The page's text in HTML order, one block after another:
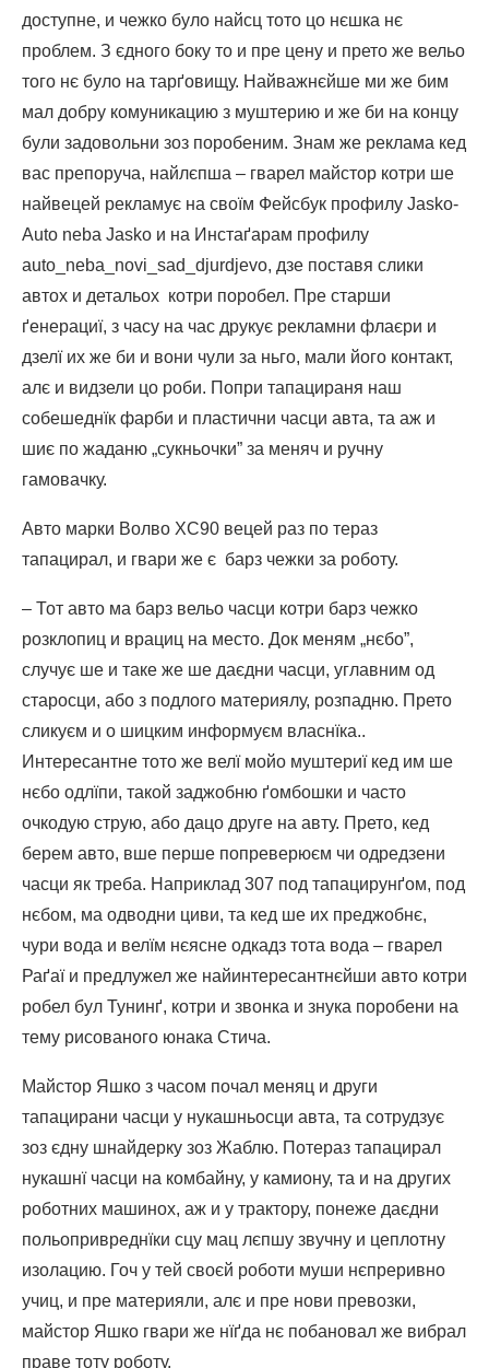
доступне, и чежко було найсц тото цо нєшка нє
проблем. З єдного боку то и пре цену и прето же вельо
того нє було на тарґовищу. Найважнєйше ми же бим
мал добру комуникацию з муштерию и же би на концу
були задовольни зоз поробеним. Знам же реклама кед
вас препоруча, найлєпша – гварел майстор котри ше
найвецей рекламує на своїм Фейсбук профилу Jasko-
Auto neba Jasko и на Инстаґарам профилу
auto_neba_novi_sad_djurdjevo, дзе поставя слики
автох и детальох котри поробел. Пре старши
ґенерациї, з часу на час друкує рекламни флаєри и
дзелї их же би и вони чули за ньго, мали його контакт,
алє и видзели цо роби. Попри тапацираня наш
собешеднїк фарби и пластични часци авта, та аж и
шиє по жаданю „сукньочки” за меняч и ручну
гамовачку.
Авто марки Волво XС90 вецей раз по тераз
тапацирал, и гвари же є барз чежки за роботу.
– Тот авто ма барз вельо часци котри барз чежко
розклопиц и врациц на место. Док меням „нєбо”,
случує ше и таке же ше даєдни часци, углавним од
старосци, або з подлого материялу, розпадню. Прето
сликуєм и о шицким информуєм власнїка..
Интересантне тото же велї мойо муштериї кед им ше
нєбо одлїпи, такой заджобню ґомбошки и часто
очкодую струю, або дацо друге на авту. Прето, кед
берем авто, вше перше попреверюєм чи одредзени
часци як треба. Наприклад 307 под тапацирунґом, под
нєбом, ма одводни циви, та кед ше их преджобнє,
чури вода и велїм нєясне одкадз тота вода – гварел
Раґаї и предлужел же найинтересантнєйши авто котри
робел бул Тунинґ, котри и звонка и знука поробени на
тему рисованого юнака Стича.
Майстор Яшко з часом почал меняц и други
тапацирани часци у нукашньосци авта, та сотрудзує
зоз єдну шнайдерку зоз Жаблю. Потераз тапацирал
нукашнї часци на комбайну, у камиону, та и на других
роботних машинох, аж и у трактору, понеже даєдни
польопривреднїки сцу мац лєпшу звучну и цеплотну
изолацию. Гоч у тей своєй роботи муши нєпреривно
учиц, и пре материяли, алє и пре нови превозки,
майстор Яшко гвари же нїґда нє побановал же вибрал
праве тоту роботу.